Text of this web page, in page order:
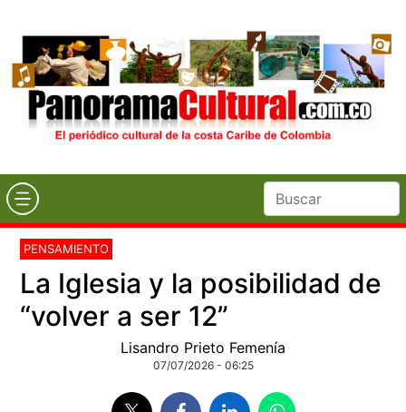
PENSAMIENTO
La Iglesia y la posibilidad de
“volver a ser 12”
Lisandro Prieto Femenía
07/07/2026 - 06:25